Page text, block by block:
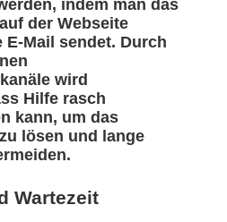
indem man das
der Webseite
Mail sendet. Durch
wird
Hilfe rasch
kann, um das
lösen und lange
Wartezeit